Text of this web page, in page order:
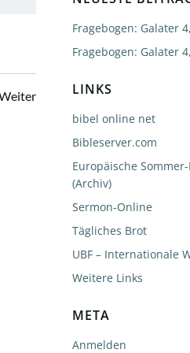
Fragebogen: Galater
Fragebogen: Galater
LINKS
bibel online net
Bibleserver.com
Europäische
(Archiv)
Sermon-Online
Tägliches Brot
UBF – Internationale
Weitere Links
META
Anmelden